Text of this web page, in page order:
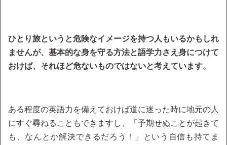
ひとり旅というと危険なイメージを持つ人もいるかもしれ
ませんが、基本的な身を守る方法と語学力さえ身につけて
おけば、それほど危ないものではないと考えています。
ある程度の英語力を備えておけば道に迷った時に地元の人
にすぐ尋ねることもできますし、「予期せぬことが起きて
も、なんとか解決できるだろう！」という自信も持てま